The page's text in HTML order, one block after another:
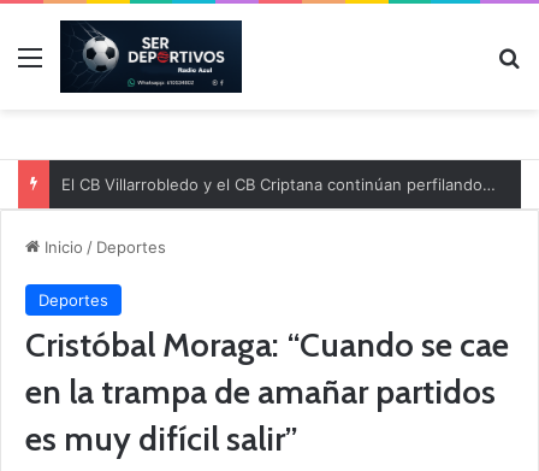
Menú
El CB Villarrobledo y el CB Criptana continúan perfilando sus plantillas
Inicio / Deportes
Deportes
Cristóbal Moraga: “Cuando se cae
en la trampa de amañar partidos
es muy difícil salir”